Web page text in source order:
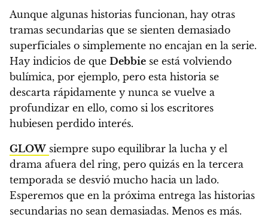
Aunque algunas historias funcionan, hay otras
tramas secundarias que se sienten demasiado
superficiales o simplemente no encajan en la serie.
Hay indicios de que Debbie se está volviendo
bulímica, por ejemplo, pero esta historia se
descarta rápidamente y nunca se vuelve a
profundizar en ello, como si los escritores
hubiesen perdido interés.
GLOW siempre supo equilibrar la lucha y el
drama afuera del ring, pero quizás en la tercera
temporada se desvió mucho hacia un lado.
Esperemos que en la próxima entrega las historias
secundarias no sean demasiadas. Menos es más.